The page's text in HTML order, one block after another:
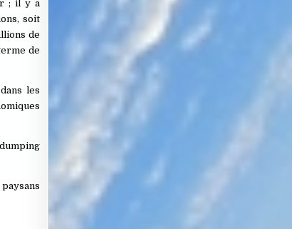
; il y a
soit
de
de
les